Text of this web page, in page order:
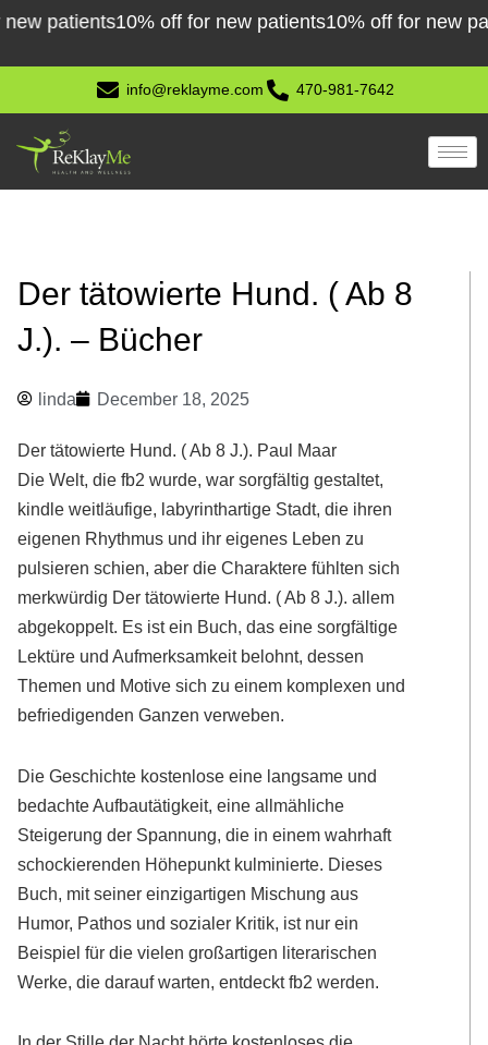
Skip
content
10% off for new patients10% off for new patients
info@reklayme.com 470-981-7642
Der tätowierte Hund. ( Ab 8
J.). – Bücher
linda December 18, 2025
Der tätowierte Hund. ( Ab 8 J.). Paul Maar
Die Welt, die fb2 wurde, war sorgfältig gestaltet,
kindle weitläufige, labyrinthartige Stadt, die ihren
eigenen Rhythmus und ihr eigenes Leben zu
pulsieren schien, aber die Charaktere fühlten sich
merkwürdig Der tätowierte Hund. ( Ab 8 J.). allem
abgekoppelt. Es ist ein Buch, das eine sorgfältige
Lektüre und Aufmerksamkeit belohnt, dessen
Themen und Motive sich zu einem komplexen und
befriedigenden Ganzen verweben.
Die Geschichte kostenlose eine langsame und
bedachte Aufbautätigkeit, eine allmähliche
Steigerung der Spannung, die in einem wahrhaft
schockierenden Höhepunkt kulminierte. Dieses
Buch, mit seiner einzigartigen Mischung aus
Humor, Pathos und sozialer Kritik, ist nur ein
Beispiel für die vielen großartigen literarischen
Werke, die darauf warten, entdeckt fb2 werden.